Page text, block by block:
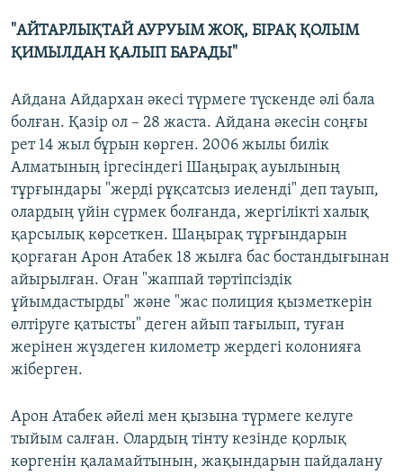
"АЙТАРЛЫҚТАЙ АУРУЫМ ЖОҚ, БІРАҚ ҚОЛЫМ
ҚИМЫЛДАН ҚАЛЫП БАРАДЫ"
Айдана Айдархан әкесі түрмеге түскенде әлі бала
болған. Қазір ол – 28 жаста. Айдана әкесін соңғы
рет 14 жыл бұрын көрген. 2006 жылы билік
Алматының іргесіндегі Шаңырақ ауылының
тұрғындары "жерді рұқсатсыз иеленді" деп тауып,
олардың үйін сүрмек болғанда, жергілікті халық
қарсылық көрсеткен. Шаңырақ тұрғындарын
қорғаған Арон Атабек 18 жылға бас бостандығынан
айырылған. Оған "жаппай тәртіпсіздік
ұйымдастырды" және "жас полиция қызметкерін
өлтіруге қатысты" деген айып тағылып, туған
жерінен жүздеген километр жердегі колонияға
жіберген.
Арон Атабек әйелі мен қызына түрмеге келуге
тыйым салған. Олардың тінту кезінде қорлық
көргенін қаламайтынын, жақындарын пайдалану